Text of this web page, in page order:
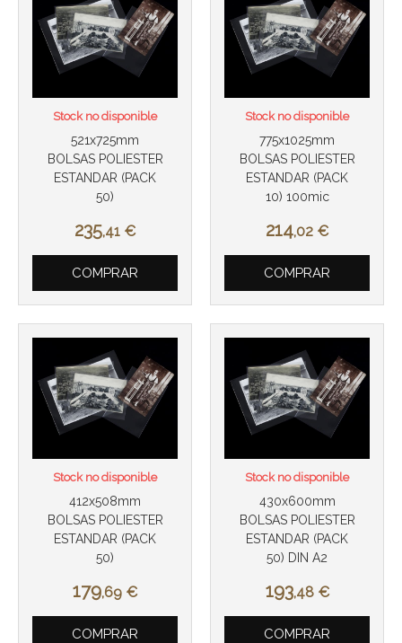
521x725mm
BOLSAS POLIESTER
ESTANDAR (PACK
50)
235,41 €
Stock no disponible
COMPRAR
775x1025mm
BOLSAS POLIESTER
ESTANDAR (PACK
10) 100mic
214,02 €
Stock no disponible
COMPRAR
412x508mm
BOLSAS POLIESTER
ESTANDAR (PACK
50)
179,69 €
Stock no disponible
COMPRAR
430x600mm
BOLSAS POLIESTER
ESTANDAR (PACK
50) DIN A2
193,48 €
Stock no disponible
COMPRAR
Más info Más info
Más info Más info